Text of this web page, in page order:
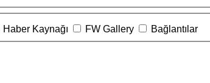
Haber Kaynağı FW Gallery
Bağlantılar